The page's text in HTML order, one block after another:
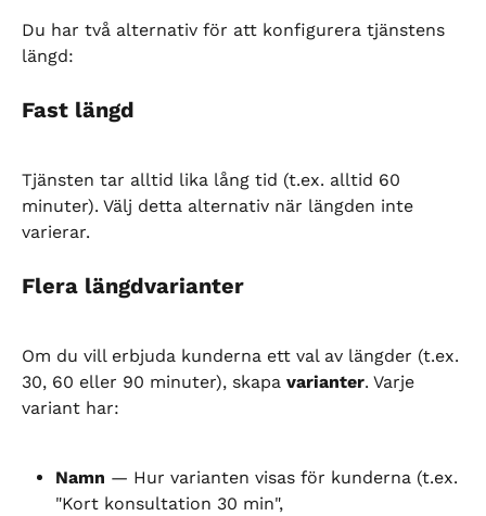
Du har två alternativ för att konfigurera tjänstens
längd:
Fast längd
Tjänsten tar alltid lika lång tid (t.ex. alltid 60
minuter). Välj detta alternativ när längden inte
varierar.
Flera längdvarianter
Om du vill erbjuda kunderna ett val av längder (t.ex.
30, 60 eller 90 minuter), skapa varianter. Varje
variant har:
Namn — Hur varianten visas för kunderna (t.ex.
"Kort konsultation 30 min",